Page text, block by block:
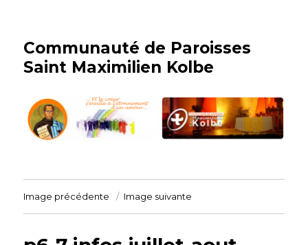
Communauté de Paroisses
Saint Maximilien Kolbe
Image précédente Image suivante